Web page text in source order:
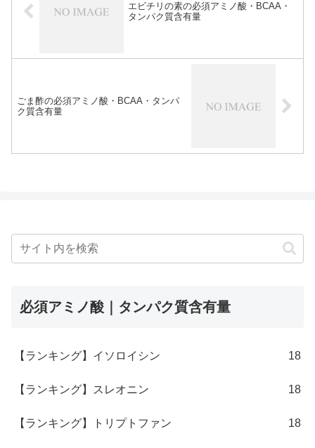
エビチリの素の必須アミノ酸・BCAA・
タンパク質含有量
ごま酢の必須アミノ酸・BCAA・タンパ
ク質含有量
必須アミノ酸｜タンパク質含有量
【ランキング】イソロイシン 18
【ランキング】スレオニン 18
【ランキング】トリプトファン 18